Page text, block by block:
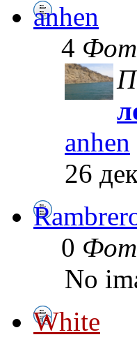
anhen
4
anhen
26
0
No
White